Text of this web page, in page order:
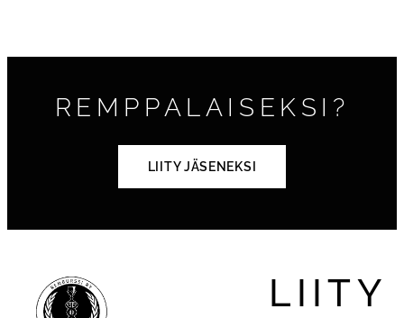
REMPPALAISEKSI?
LIITY JÄSENEKSI
LIITY